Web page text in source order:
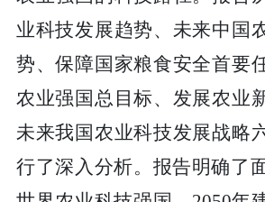
业科技发展趋势、未来中国
势、保障国家粮食安全首要
农业强国总目标、发展农业
未来我国农业科技发展战略
行了深入分析。报告明确了